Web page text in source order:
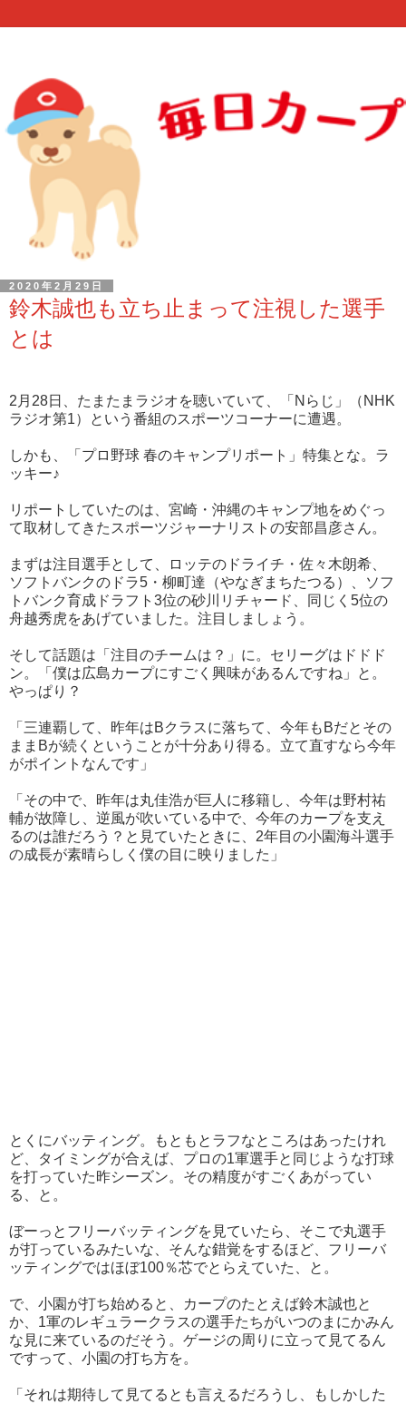
2020年2月29日
鈴木誠也も立ち止まって注視した選手
とは
2月28日、たまたまラジオを聴いていて、「Nらじ」（NHK
ラジオ第1）という番組のスポーツコーナーに遭遇。
しかも、「プロ野球 春のキャンプリポート」特集とな。ラ
ッキー♪
リポートしていたのは、宮崎・沖縄のキャンプ地をめぐっ
て取材してきたスポーツジャーナリストの安部昌彦さん。
まずは注目選手として、ロッテのドライチ・佐々木朗希、
ソフトバンクのドラ5・柳町達（やなぎまちたつる）、ソフ
トバンク育成ドラフト3位の砂川リチャード、同じく5位の
舟越秀虎をあげていました。注目しましょう。
そして話題は「注目のチームは？」に。セリーグはドドド
ン。「僕は広島カープにすごく興味があるんですね」と。
やっぱり？
「三連覇して、昨年はBクラスに落ちて、今年もBだとその
ままBが続くということが十分あり得る。立て直すなら今年
がポイントなんです」
「その中で、昨年は丸佳浩が巨人に移籍し、今年は野村祐
輔が故障し、逆風が吹いている中で、今年のカープを支え
るのは誰だろう？と見ていたときに、2年目の小園海斗選手
の成長が素晴らしく僕の目に映りました」
とくにバッティング。もともとラフなところはあったけれ
ど、タイミングが合えば、プロの1軍選手と同じような打球
を打っていた昨シーズン。その精度がすごくあがってい
る、と。
ぼーっとフリーバッティングを見ていたら、そこで丸選手
が打っているみたいな、そんな錯覚をするほど、フリーバ
ッティングではほぼ100％芯でとらえていた、と。
で、小園が打ち始めると、カープのたとえば鈴木誠也と
か、1軍のレギュラークラスの選手たちがいつのまにかみん
な見に来ているのだそう。ゲージの周りに立って見てるん
ですって、小園の打ち方を。
「それは期待して見てるとも言えるだろうし、もしかした